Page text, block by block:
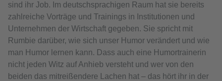
sind ihr Job. Im deutschsprachigen Raum hat sie bereits
zahlreiche Vorträge und Trainings in Institutionen und
Unternehmen der Wirtschaft gegeben. Sie spricht mit
Rumbie darüber, wie sich unser Humor verändert und wie
man Humor lernen kann. Dass auch eine Humortrainerin
nicht jeden Witz auf Anhieb versteht und wer von den
beiden das mitreißendere Lachen hat – das hört ihr in der